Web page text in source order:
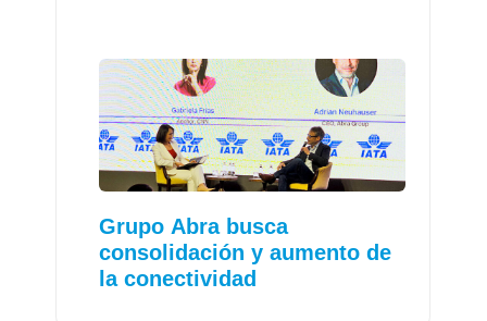
Grupo Abra busca
consolidación y aumento de
la conectividad